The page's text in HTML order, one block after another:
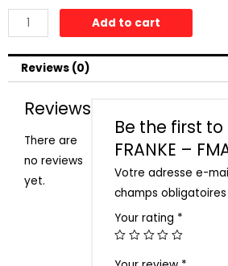
Add to cart
Reviews (0)
Reviews
There are
no reviews
yet.
Be the first to
FRANKE –
Votre adresse e-
champs
Your rating *